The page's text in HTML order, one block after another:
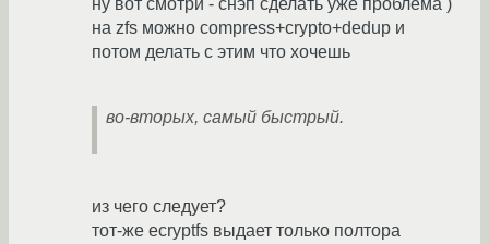
ну вот смотри - снэп сделать уже проблема )
на zfs можно compress+crypto+dedup и
потом делать с этим что хочешь
во-вторых, самый быстрый.
из чего следует?
тот-же ecryptfs выдает только полтора